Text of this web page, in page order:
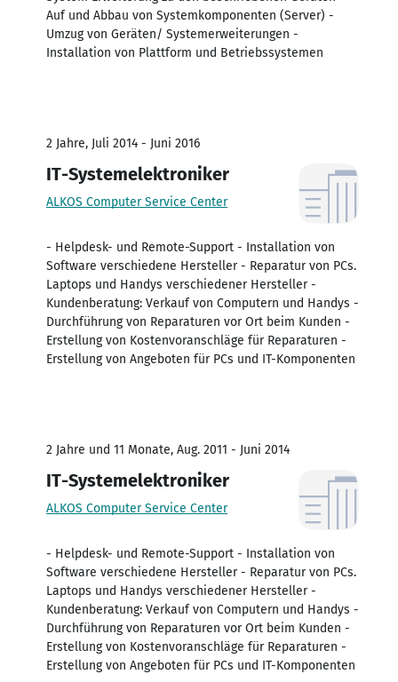
Auf und Abbau von Systemkomponenten (Server) -
Umzug von Geräten/ Systemerweiterungen -
Installation von Plattform und Betriebssystemen
2 Jahre, Juli 2014 - Juni 2016
IT-Systemelektroniker
ALKOS Computer Service Center
- Helpdesk- und Remote-Support - Installation von
Software verschiedene Hersteller - Reparatur von PCs.
Laptops und Handys verschiedener Hersteller -
Kundenberatung: Verkauf von Computern und Handys -
Durchführung von Reparaturen vor Ort beim Kunden -
Erstellung von Kostenvoranschläge für Reparaturen -
Erstellung von Angeboten für PCs und IT-Komponenten
2 Jahre und 11 Monate, Aug. 2011 - Juni 2014
IT-Systemelektroniker
ALKOS Computer Service Center
- Helpdesk- und Remote-Support - Installation von
Software verschiedene Hersteller - Reparatur von PCs.
Laptops und Handys verschiedener Hersteller -
Kundenberatung: Verkauf von Computern und Handys -
Durchführung von Reparaturen vor Ort beim Kunden -
Erstellung von Kostenvoranschläge für Reparaturen -
Erstellung von Angeboten für PCs und IT-Komponenten